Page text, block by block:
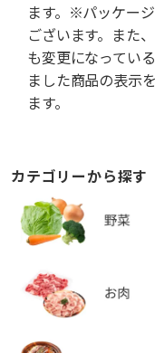
ます。※パッケー
ございます。また
も変更になってい
ました商品の表示
ます。
カテゴリーから探す